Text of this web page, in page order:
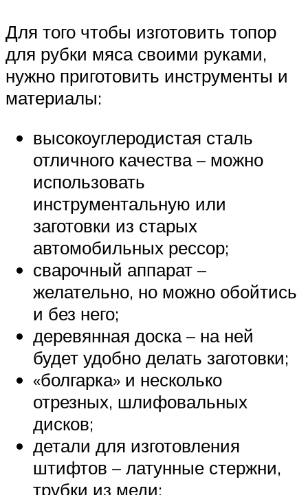
Для того чтобы изготовить топор
для рубки мяса своими руками,
нужно приготовить инструменты и
материалы:
высокоуглеродистая сталь
отличного качества – можно
использовать
инструментальную или
заготовки из старых
автомобильных рессор;
сварочный аппарат –
желательно, но можно обойтись
и без него;
деревянная доска – на ней
будет удобно делать заготовки;
«болгарка» и несколько
отрезных, шлифовальных
дисков;
детали для изготовления
штифтов – латунные стержни,
трубки из меди;